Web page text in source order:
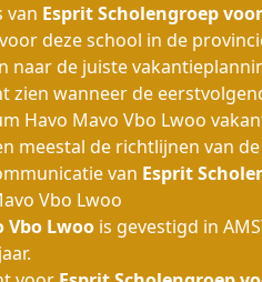
van Esprit Scholengroep
deze school in de
naar de juiste
zien wanneer de
Havo Mavo Vbo Lwoo
meestal de richtlijnen
van Esprit
Vbo Lwoo
Vbo Lwoo is gevestigd in